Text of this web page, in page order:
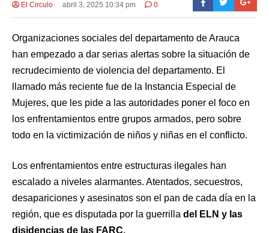
El Circulo abril 3, 2025 10:34 pm 0
Organizaciones sociales del departamento de Arauca
han empezado a dar serias alertas sobre la situación de
recrudecimiento de violencia del departamento. El
llamado más reciente fue de la Instancia Especial de
Mujeres, que les pide a las autoridades poner el foco en
los enfrentamientos entre grupos armados, pero sobre
todo en la victimización de niños y niñas en el conflicto.
Los enfrentamientos entre estructuras ilegales han
escalado a niveles alarmantes. Atentados, secuestros,
desapariciones y asesinatos son el pan de cada día en la
región, que es disputada por la guerrilla del ELN y las
disidencias de las FARC.